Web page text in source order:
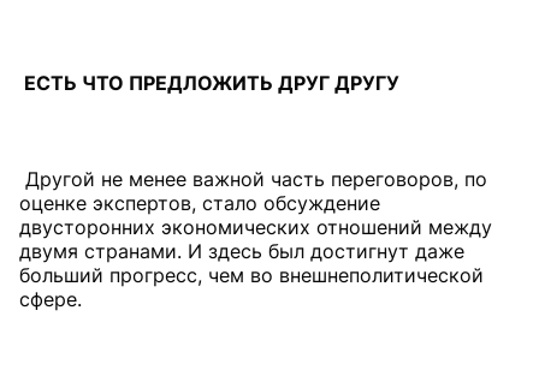
ЕСТЬ ЧТО ПРЕДЛОЖИТЬ ДРУГ ДРУГУ
Другой не менее важной часть переговоров, по
оценке экспертов, стало обсуждение
двусторонних экономических отношений между
двумя странами. И здесь был достигнут даже
больший прогресс, чем во внешнеполитической
сфере.